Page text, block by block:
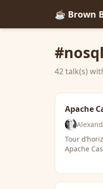
☕ Brown
#nosql
42 talk(s)
Apache
Tour
Apache